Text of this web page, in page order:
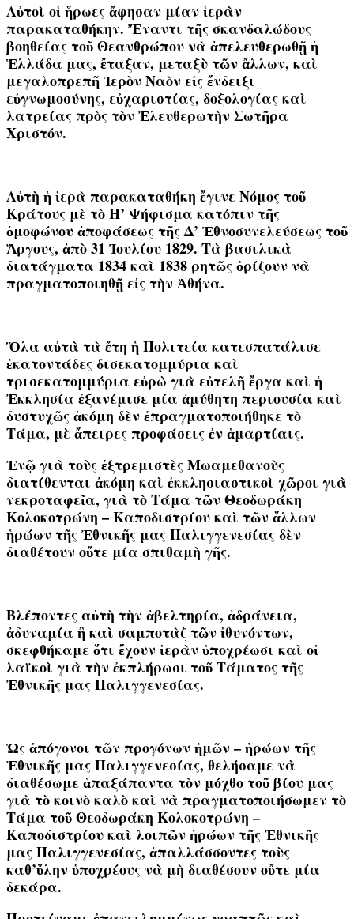
Αὐτοὶ οἱ ἥρωες ἄφησαν μίαν ἱερὰν
παρακαταθήκην. Ἔναντι τῆς σκανδαλώδους
βοηθείας τοῦ Θεανθρώπου νὰ ἀπελευθερωθῇ ἡ
Ἑλλάδα μας, ἔταξαν, μεταξὺ τῶν ἄλλων, καὶ
μεγαλοπρεπῆ Ἱερὸν Ναὸν εἰς ἔνδειξι
εὐγνωμοσύνης, εὐχαριστίας, δοξολογίας καὶ
λατρείας πρὸς τὸν Ἐλευθερωτὴν Σωτῆρα
Χριστόν.
Αὐτὴ ἡ ἱερὰ παρακαταθήκη ἔγινεΝόμος τοῦ
Κράτους μὲ τὸ Η’ Ψήφισμα κατόπιν τῆς
ὁμοφώνου ἀποφάσεως τῆς Δ’ Ἐθνοσυνελεύσεως τοῦ
Ἄργους, ἀπὸ 31 Ἰουλίου 1829. Τὰ βασιλικὰ
διατάγματα 1834 καὶ 1838ρητῶς ὁρίζουν νὰ
πραγματοποιηθῇ εἰς τὴν Ἀθήνα.
Ὅλα αὐτὰ τὰ ἔτη ἡ Πολιτεία κατεσπατάλισε
ἑκατοντάδες δισεκατομμύρια καὶ
τρισεκατομμύρια εὐρὼ γιὰ εὐτελῆ ἔργα καὶ ἡ
Ἐκκλησία ἐξανέμισε μία ἀμύθητη περιουσία καὶ
δυστυχῶς ἀκόμη δὲν ἐπραγματοποιήθηκε τὸ
Τάμα, μὲ ἄπειρες προφάσεις ἐν ἁμαρτίαις.
Ἐνῷ γιὰ τοὺς ἐξτρεμιστὲς Μωαμεθανοὺς
διατίθενται ἀκόμη καὶ ἐκκλησιαστικοὶ χῶροι γιὰ
νεκροταφεῖα, γιὰ τὸ Τάμα τῶν Θεοδωράκη
Κολοκοτρώνη – Καποδιστρίου καὶ τῶν ἄλλων
ἡρώων τῆς Ἐθνικῆς μας Παλιγγενεσίας δὲν
διαθέτουν οὔτε μία σπιθαμὴ γῆς.
Βλέποντες αὐτὴ τὴν ἀβελτηρία, ἀδράνεια,
ἀδυναμία ἢ καὶ σαμποτὰζ τῶν ἰθυνόντων,
σκεφθήκαμε ὅτι ἔχουν ἱερὰν ὑποχρέωσι καὶ οἱ
λαϊκοὶ γιὰ τὴν ἐκπλήρωσι τοῦ Τάματος τῆς
Ἐθνικῆς μας Παλιγγενεσίας.
Ὡς ἀπόγονοι τῶν προγόνων ἡμῶν – ἡρώων τῆς
Ἐθνικῆς μας Παλιγγενεσίας, θελήσαμε νὰ
διαθέσωμε ἁπαξάπαντα τὸν μόχθο τοῦ βίου μας
γιὰ τὸ κοινὸ καλὸ καὶ νὰ πραγματοποιήσωμεν τὸ
Τάμα τοῦ Θεοδωράκη Κολοκοτρώνη –
Καποδιστρίου καὶ λοιπῶν ἡρώων τῆς Ἐθνικῆς
μας Παλιγγενεσίας, ἀπαλλάσσοντες τοὺς
καθ’ὕλην ὑποχρέους νὰ μὴ διαθέσουν οὔτε μία
δεκάρα.